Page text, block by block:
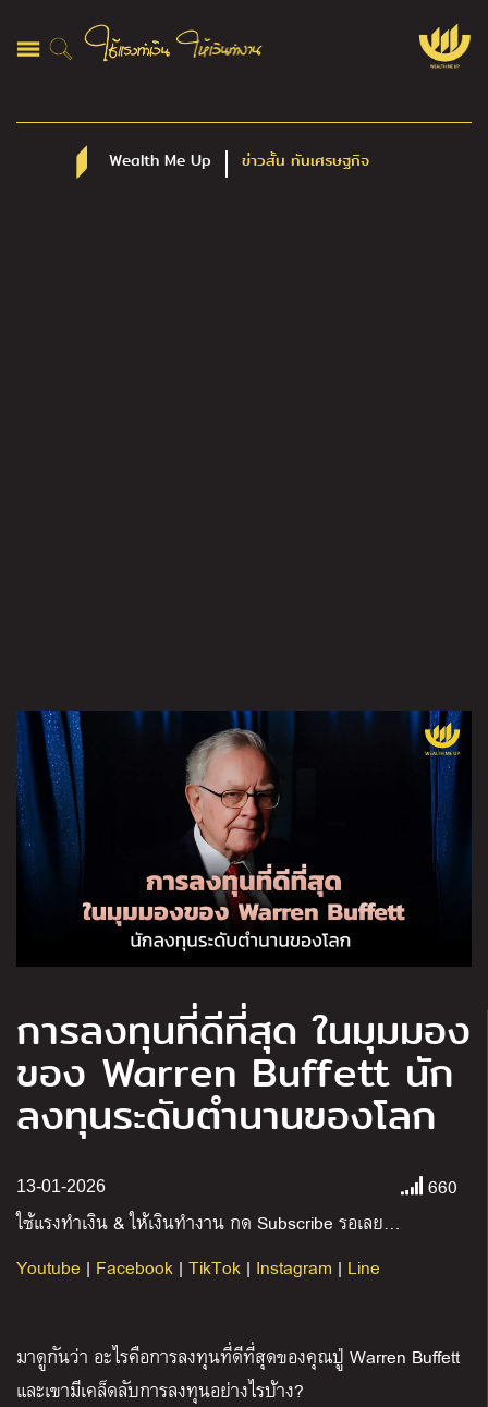
Wealth Me Up ข่าวสั้น ทันเศรษฐกิจ
การลงทุนที่ดีที่สุด ในมุมมอง
ของ Warren Buffett นัก
ลงทุนระดับตำนานของโลก
13-01-2026
660
ใช้แรงทำเงิน&ให้เงินทำงาน กด Subscribe รอเลย…
Youtube | Facebook | TikTok | Instagram | Line
มาดูกันว่า อะไรคือการลงทุนที่ดีที่สุดของคุณปู่ Warren Buffett
และเขามีเคล็ดลับการลงทุนอย่างไรบ้าง?